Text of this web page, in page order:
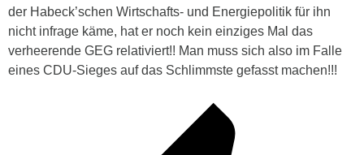
der Habeck’schen Wirtschafts- und Energiepolitik für ihn
nicht infrage käme, hat er noch kein einziges Mal das
verheerende GEG relativiert!! Man muss sich also im Falle
eines CDU-Sieges auf das Schlimmste gefasst machen!!!